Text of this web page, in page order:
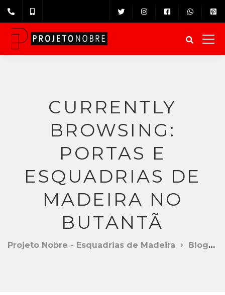
CURRENTLY
BROWSING:
PORTAS E
ESQUADRIAS DE
MADEIRA NO
BUTANTÃ
Projeto Nobre - Esquadrias de Madeira Blog